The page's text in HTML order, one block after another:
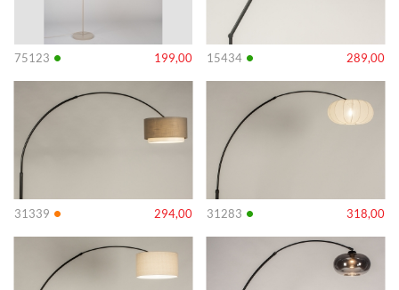
75123 • 199,00 15434 • 289,00
31339 • 294,00
Info
31283 • 318,00
Info
Info Info